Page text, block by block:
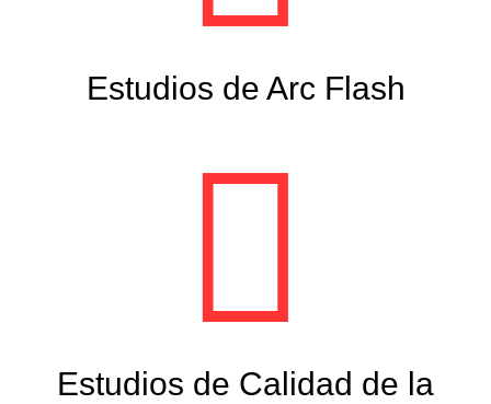
Estudios de Arc Flash
Estudios de Calidad de la